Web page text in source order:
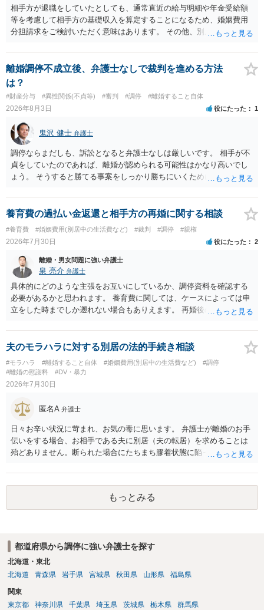
相手方が退職をしていたとしても、通常直近の給与明細や年金受給額
等を考慮して相手方の基礎収入を算定することになるため、婚姻費用
分担請求をご検討いただく意味はあります。 その他、別居の経緯、質
て、ご検討いただくのが良いかと思います。
離婚調停不成立後、弁護士なしで裁判を進める方法
は？
#財産分与 #異性関係(不貞等) #審判 #調停 #離婚すること自体
2026年8月3日 役にたった 1
鬼沢 健士 弁護士
調停ならまだしも、訴訟となると弁護士なしは厳しいです。 相手が不
貞をしていたのであれば、離婚が認められる可能性はかなり高いでし
ょう。 そうすると勝てる事案をしっかり勝ちにいくためにも弁護士委
養育費の過払い金返還と相手方の再婚に関する相談
#養育費 #婚姻費用(別居中の生活費など) #裁判 #調停 #親権
2026年7月30日 役にたった 2
離婚・男女問題に強い弁護士
泉 亮介 弁護士
具体的にどのような主張をお互いにしているか、調停資料を確認する
必要があるかと思われます。 養育費に関しては、ケースによっては申
立をした時までしか遡れない場合もありえます。 再婚後の相手方の行
養育費に関するやりとり等があればそちらについても確認する必要が
あるでしょう。 公開相談の場での回答よりも個別に弁護士にご相談さ
夫のモラハラに対する別居の法的手続き相談
#モラハラ #離婚すること自体 #婚姻費用(別居中の生活費など)
#調停
#離婚の慰謝料
#DV・暴力
2026年7月30日
匿名A 弁護士
日々お辛い状況に苛まれ、お気の毒に思います。 弁護士が離婚のお手
伝いをする場合、お相手である夫に別居（夫の転居）を求めることは
殆どありません。断られた場合にたちまち膠着状態に陥ってしまうの
高いためです。 実務的には、ご相談者さまが転居する形で離婚協議等
を進める選択を採らざるを得ないことが圧倒的多数です。
もっとみる
都道府県から調停に強い弁護士を探す
北海道・東北
北海道
青森県 岩手県 宮城県 秋田県 山形県 福島県
関東
東京都
神奈川県 千葉県 埼玉県 茨城県 栃木県 群馬県